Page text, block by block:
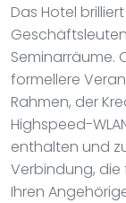
Das Hotel
Seminarräume.
formellere
Rahmen, der
Highspeed-
enthalten und
Verbindung,
Ihren